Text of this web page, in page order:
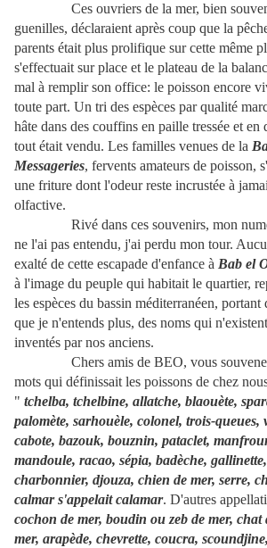
Ces ouvriers de la mer, bien
guenilles, déclaraient après coup que la
parents était plus prolifique sur cette même
s'effectuait sur place et le plateau de la
mal à remplir son office: le poisson encore
toute part. Un tri des espèces par qualité
hâte dans des couffins en paille tressée et en
tout était vendu. Les familles venues de la
Messageries, fervents amateurs de poisson,
une friture dont l'odeur reste incrustée à
olfactive.
Rivé dans ces souvenirs, mon
ne l'ai pas entendu, j'ai perdu mon tour.
exalté de cette escapade d'enfance à Bab el
à l'image du peuple qui habitait le quartier,
les espèces du bassin méditerranéen, portant
que je n'entends plus, des noms qui
inventés par nos anciens.
Chers amis de BEO, vous
mots qui définissait les poissons de chez
" tchelba, tchelbine, allatche, blaouète,
palomète, sarhouèle, colonel, trois-queues,
cabote, bazouk, bouznin, pataclet,
mandoule, racao, sépia, badèche,
charbonnier, djouza, chien de mer, serre,
calmar s'appelait calamar. D'autres
cochon de mer, boudin ou zeb de mer, chat
mer, arapède, chevrette, coucra,